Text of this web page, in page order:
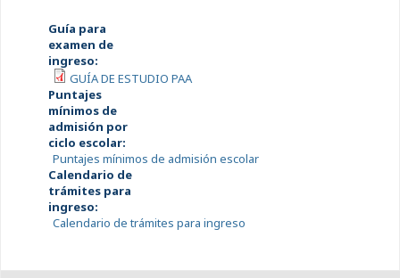
Guía para
examen de
ingreso:
GUÍA DE ESTUDIO PAA
Puntajes
mínimos de
admisión por
ciclo escolar:
Puntajes mínimos de admisión escolar
Calendario de
trámites para
ingreso:
Calendario de trámites para ingreso